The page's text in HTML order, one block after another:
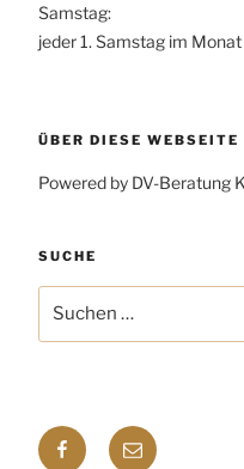
Samstag:
jeder 1. Samstag im
ÜBER DIESE WEBSEITE
Powered by DV-Beratung
SUCHE
nach:
Facebook
E-